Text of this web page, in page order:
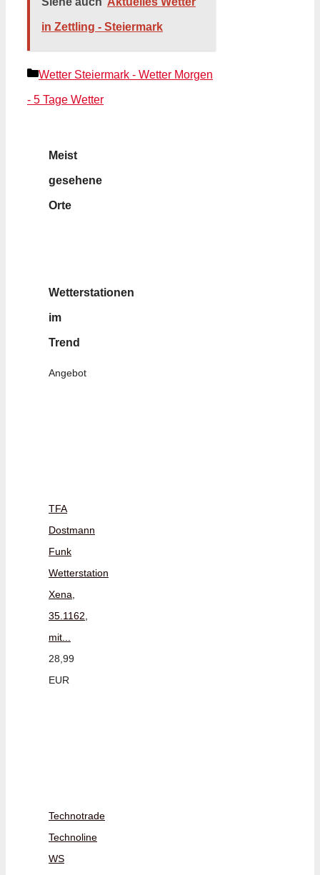
in Zettling - Steiermark
Kategorien
Wetter Steiermark - Wetter Morgen
- 5 Tage Wetter
Meist
gesehene
Orte
Wetterstationen
im
Trend
Angebot
TFA
Dostmann
Funk
Wetterstation
Xena,
35.1162,
mit...
28,99
EUR
Technotrade
Technoline
WS